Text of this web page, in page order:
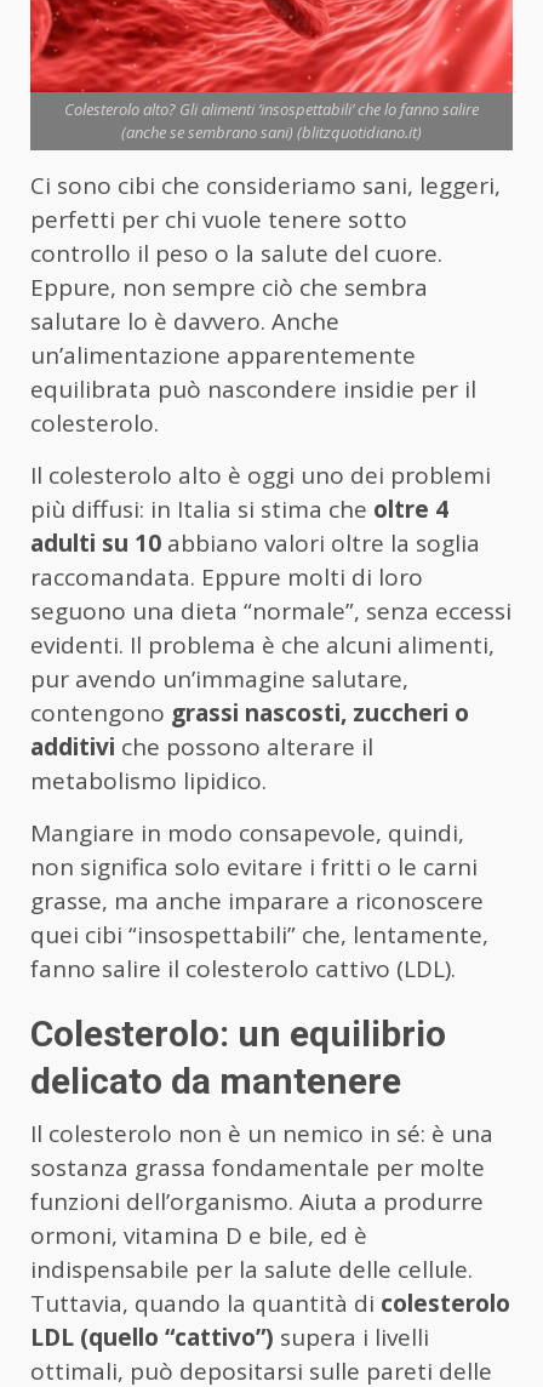
Colesterolo alto? Gli alimenti ‘insospettabili’ che lo fanno salire
(anche se sembrano sani) (blitzquotidiano.it)
Ci sono cibi che consideriamo sani, leggeri,
perfetti per chi vuole tenere sotto
controllo il peso o la salute del cuore.
Eppure, non sempre ciò che sembra
salutare lo è davvero. Anche
un’alimentazione apparentemente
equilibrata può nascondere insidie per il
colesterolo.
Il colesterolo alto è oggi uno dei problemi
più diffusi: in Italia si stima che oltre 4
adulti su 10 abbiano valori oltre la soglia
raccomandata. Eppure molti di loro
seguono una dieta “normale”, senza eccessi
evidenti. Il problema è che alcuni alimenti,
pur avendo un’immagine salutare,
contengono grassi nascosti, zuccheri o
additivi che possono alterare il
metabolismo lipidico.
Mangiare in modo consapevole, quindi,
non significa solo evitare i fritti o le carni
grasse, ma anche imparare a riconoscere
quei cibi “insospettabili” che, lentamente,
fanno salire il colesterolo cattivo (LDL).
Colesterolo: un equilibrio
delicato da mantenere
Il colesterolo non è un nemico in sé: è una
sostanza grassa fondamentale per molte
funzioni dell’organismo. Aiuta a produrre
ormoni, vitamina D e bile, ed è
indispensabile per la salute delle cellule.
Tuttavia, quando la quantità di colesterolo
LDL (quello “cattivo”) supera i livelli
ottimali, può depositarsi sulle pareti delle